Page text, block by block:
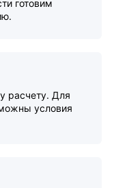
готовим
расчету. Для
условия